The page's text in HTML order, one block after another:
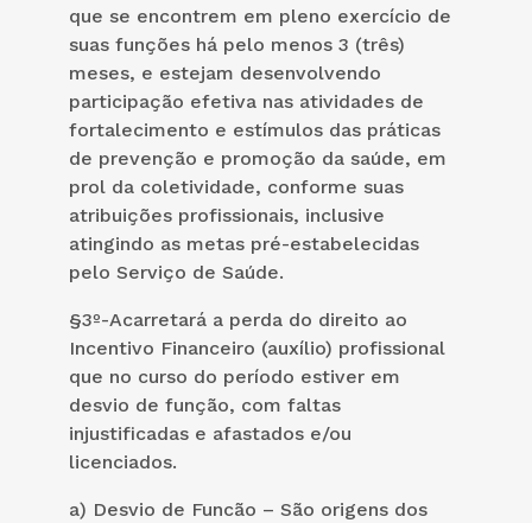
que se encontrem em pleno exercício de
suas funções há pelo menos 3 (três)
meses, e estejam desenvolvendo
participação efetiva nas atividades de
fortalecimento e estímulos das práticas
de prevenção e promoção da saúde, em
prol da coletividade, conforme suas
atribuições profissionais, inclusive
atingindo as metas pré-estabelecidas
pelo Serviço de Saúde.
§3º-Acarretará a perda do direito ao
Incentivo Financeiro (auxílio) profissional
que no curso do período estiver em
desvio de função, com faltas
injustificadas e afastados e/ou
licenciados.
a) Desvio de Funcão – São origens dos